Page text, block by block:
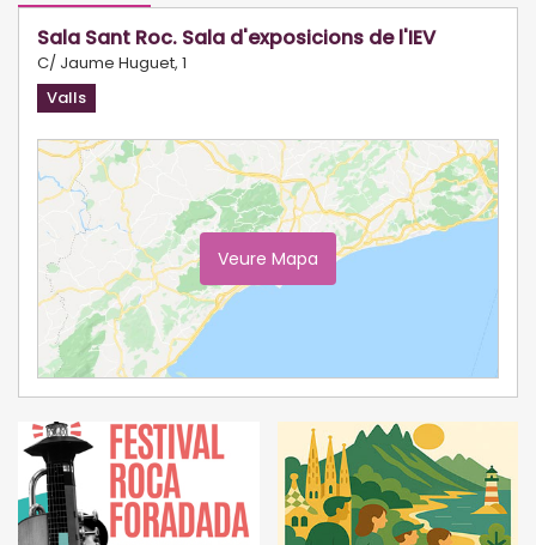
Sala Sant Roc. Sala d'exposicions de l'IEV
C/ Jaume Huguet, 1
Valls
Veure Mapa